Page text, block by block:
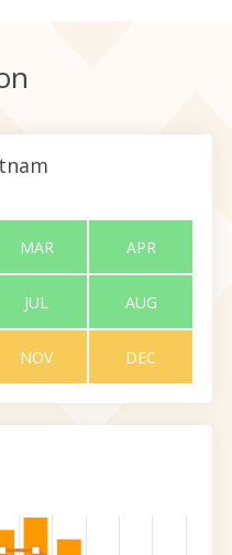
MAR APR
JUL AUG
NOV DEC